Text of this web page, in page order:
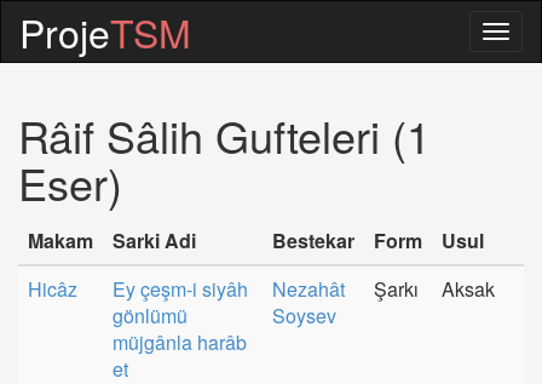
ProjeTSM
Râif Sâlih Gufteleri (1
Eser)
Makam Sarki Adi Bestekar Form
Usul
Hicâz
Ey çeşm-i siyâh
gönlümü
müjgânla harâb
et
Nezahât
Soysev
Şarkı Aksak